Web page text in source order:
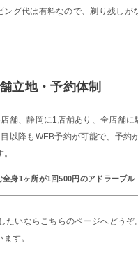
ング代は有料なので、剃り残しが
立地・予約体制
舗、静岡に1店舗あり、全店舗に
以降もWEB予約が可能で、予約
全身1ヶ所が1回500円のアドラーブル
たいならこちらのページへどうぞ。
す。